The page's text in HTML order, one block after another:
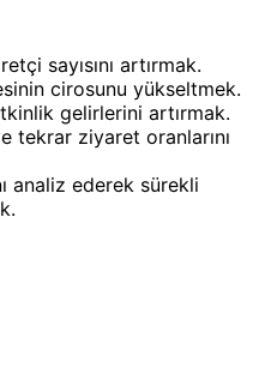
sayısını artırmak.
cirosunu yükseltmek.
gelirlerini artırmak.
tekrar ziyaret oranlarını
analiz ederek sürekli